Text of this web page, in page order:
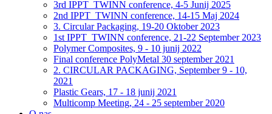
3rd IPPT_TWINN conference, 4-5 Junij 2025
2nd IPPT_TWINN conference, 14-15 Maj 2024
3. Circular Packaging, 19-20 Oktober 2023
1st IPPT_TWINN conference, 21-22 September 2023
Polymer Composites, 9 - 10 junij 2022
Final conference PolyMetal 30 september 2021
2. CIRCULAR PACKAGING, September 9 - 10,
2021
Plastic Gears, 17 - 18 junij 2021
Multicomp Meeting, 24 - 25 september 2020